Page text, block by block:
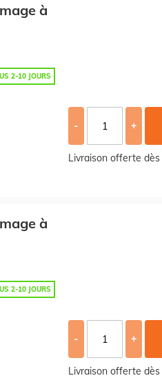
à
2-10 JOURS
- +
Livraison offerte dès
à
2-10 JOURS
- +
Livraison offerte dès